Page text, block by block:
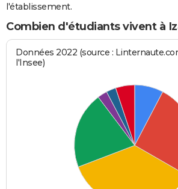
l'établissement.
Combien d'étudiants vivent à
Données 2022 (source :
l'Insee)